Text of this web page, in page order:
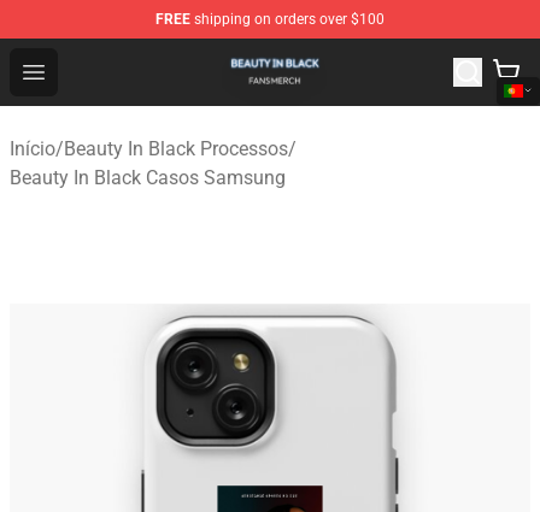
FREE shipping on orders over $100
Open menu
Beauty In Black Shop - Official Beauty In Black
Início/Beauty In Black Processos/
Beauty In Black Casos Samsung